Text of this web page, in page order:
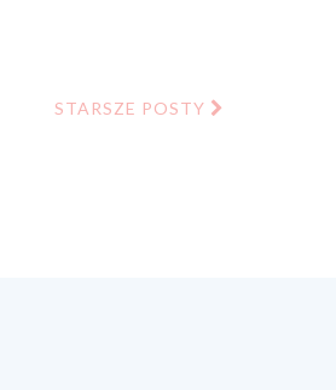
STARSZE POSTY